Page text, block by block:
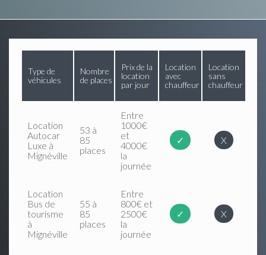
Type de
véhicules
Nombre
de places
Prix de la
location
par jour
Location
avec
chauffeur
Location
sans
chauffeur
Location
Autocar
Luxe à
Mignéville
53 à
85
places
Entre
1000€
et
4000€
la
journée
✓ X
Location
Bus de
tourisme
à
Mignéville
55 à
85
places
Entre
800€ et
2500€
la
journée
✓ X